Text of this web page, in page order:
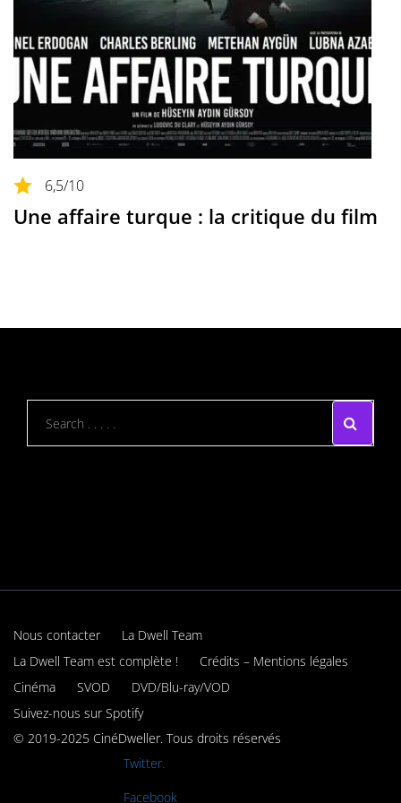
6,5/10
Une affaire turque : la critique du film
Nous contacter
La Dwell Team
La Dwell Team est complète !
Crédits – Mentions légales
Cinéma
SVOD
DVD/Blu-ray/VOD
Suivez-nous sur Spotify
© 2019-2025 CinéDweller. Tous droits réservés
Twitter.
Facebook